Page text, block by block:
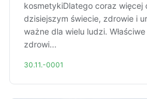
kosmetykiDlatego coraz więcej
dzisiejszym świecie, zdrowie i
ważne dla wielu ludzi.
zdrowi...
30.11.-0001